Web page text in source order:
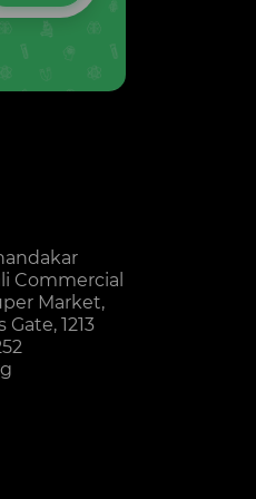
Commercial
Market,
1213